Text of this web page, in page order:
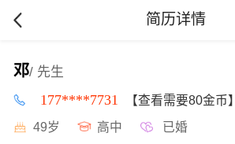
简历详情
邓/ 先生
177****7731 【查看需要80金币】
49岁 高中 已婚